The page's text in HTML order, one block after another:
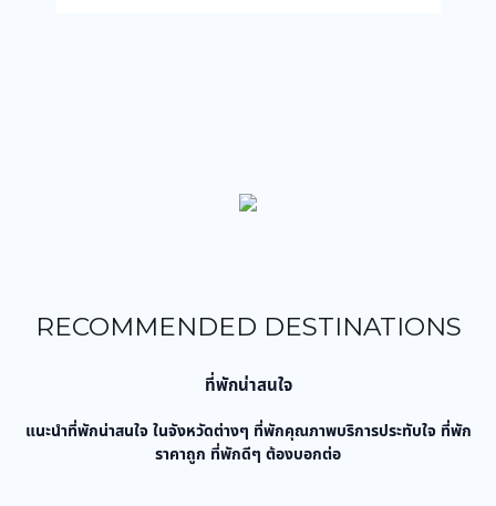
RECOMMENDED DESTINATIONS
ที่พักน่าสนใจ
แนะนำที่พักน่าสนใจ ในจังหวัดต่างๆ ที่พักคุณภาพบริการประทับใจ ที่พัก
ราคาถูก ที่พักดีๆ ต้องบอกต่อ